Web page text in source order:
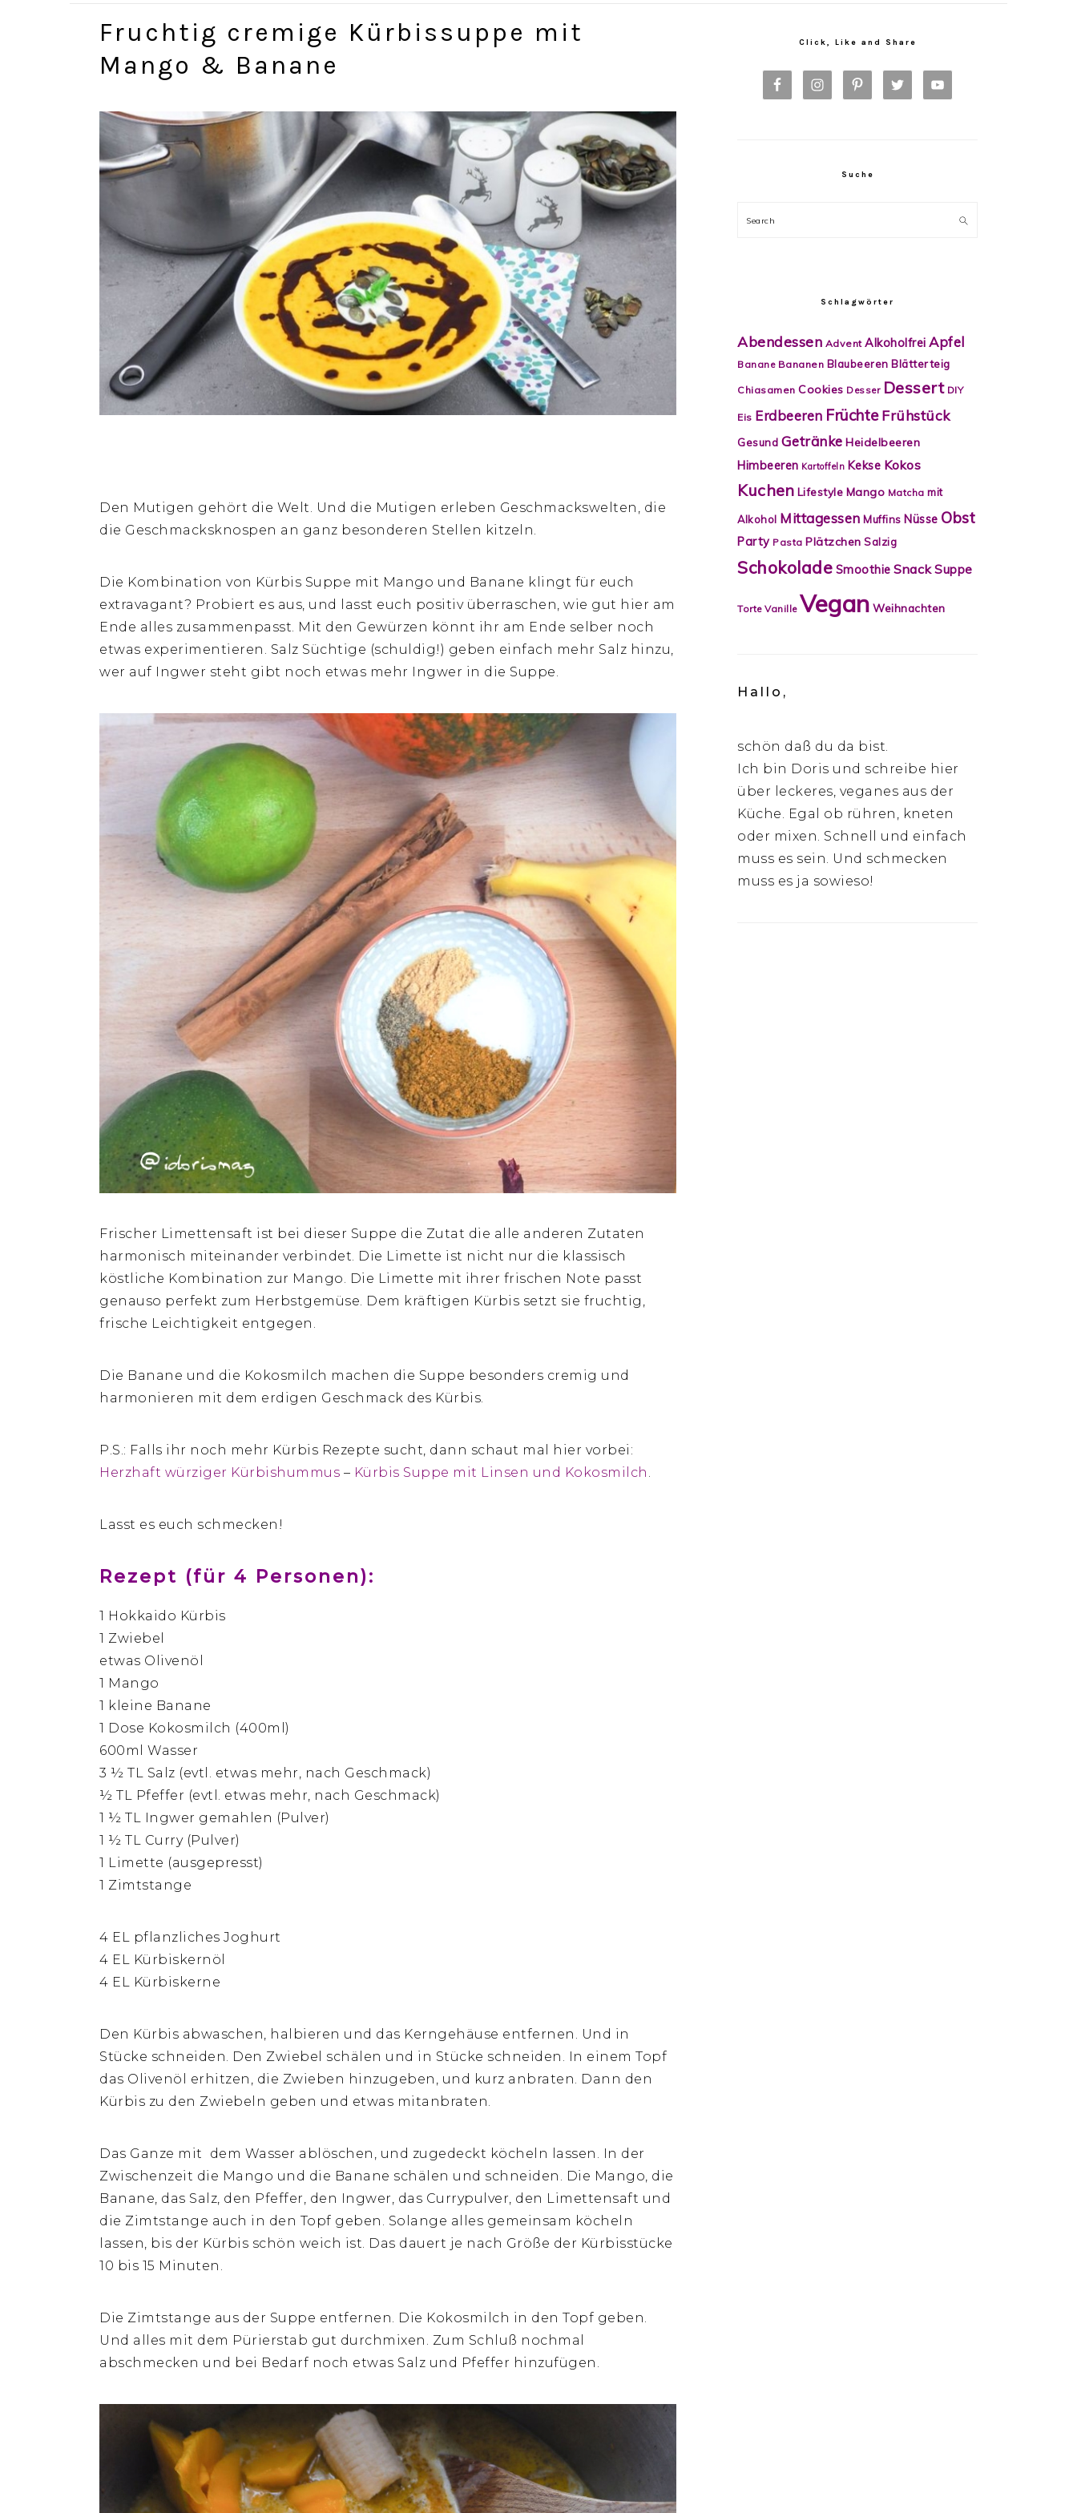
Fruchtig cremige Kürbissuppe mit
Mango & Banane
Den Mutigen gehört die Welt. Und die Mutigen erleben Geschmackswelten, die
die Geschmacksknospen an ganz besonderen Stellen kitzeln.
Die Kombination von Kürbis Suppe mit Mango und Banane klingt für euch
extravagant? Probiert es aus, und lasst euch positiv überraschen, wie gut hier am
Ende alles zusammenpasst. Mit den Gewürzen könnt ihr am Ende selber noch
etwas experimentieren. Salz Süchtige (schuldig!) geben einfach mehr Salz hinzu,
wer auf Ingwer steht gibt noch etwas mehr Ingwer in die Suppe.
Frischer Limettensaft ist bei dieser Suppe die Zutat die alle anderen Zutaten
harmonisch miteinander verbindet. Die Limette ist nicht nur die klassisch
köstliche Kombination zur Mango. Die Limette mit ihrer frischen Note passt
genauso perfekt zum Herbstgemüse. Dem kräftigen Kürbis setzt sie fruchtig,
frische Leichtigkeit entgegen.
Die Banane und die Kokosmilch machen die Suppe besonders cremig und
harmonieren mit dem erdigen Geschmack des Kürbis.
P.S.: Falls ihr noch mehr Kürbis Rezepte sucht, dann schaut mal hier vorbei:
Herzhaft würziger Kürbishummus – Kürbis Suppe mit Linsen und Kokosmilch .
Lasst es euch schmecken!
Rezept (für 4 Personen):
1 Hokkaido Kürbis
1 Zwiebel
etwas Olivenöl
1 Mango
1 kleine Banane
1 Dose Kokosmilch (400ml)
600ml Wasser
3 ½ TL Salz (evtl. etwas mehr, nach Geschmack)
½ TL Pfeffer (evtl. etwas mehr, nach Geschmack)
1 ½ TL Ingwer gemahlen (Pulver)
1 ½ TL Curry (Pulver)
1 Limette (ausgepresst)
1 Zimtstange
4 EL pflanzliches Joghurt
4 EL Kürbiskernöl
4 EL Kürbiskerne
Den Kürbis abwaschen, halbieren und das Kerngehäuse entfernen. Und in
Stücke schneiden. Den Zwiebel schälen und in Stücke schneiden. In einem Topf
das Olivenöl erhitzen, die Zwieben hinzugeben, und kurz anbraten. Dann den
Kürbis zu den Zwiebeln geben und etwas mitanbraten.
Das Ganze mit dem Wasser ablöschen, und zugedeckt köcheln lassen. In der
Zwischenzeit die Mango und die Banane schälen und schneiden. Die Mango, die
Banane, das Salz, den Pfeffer, den Ingwer, das Currypulver, den Limettensaft und
die Zimtstange auch in den Topf geben. Solange alles gemeinsam köcheln
lassen, bis der Kürbis schön weich ist. Das dauert je nach Größe der Kürbisstücke
10 bis 15 Minuten.
Die Zimtstange aus der Suppe entfernen. Die Kokosmilch in den Topf geben.
Und alles mit dem Pürierstab gut durchmixen. Zum Schluß nochmal
abschmecken und bei Bedarf noch etwas Salz und Pfeffer hinzufügen.
Click, Like and Share
Suche
Search
Schlagwörter
Abendessen Advent Alkoholfrei Apfel
Banane Bananen Blaubeeren Blätterteig
Chiasamen Cookies Desser Dessert DIY
Eis Erdbeeren Früchte Frühstück
Gesund Getränke Heidelbeeren
Himbeeren Kartoffeln Kekse Kokos
Kuchen Lifestyle Mango Matcha mit
Alkohol Mittagessen Muffins Nüsse Obst
Party Pasta Plätzchen Salzig
Schokolade Smoothie SnackSuppe
Torte Vanille Vegan Weihnachten
Hallo,
schön daß du da bist.
Ich bin Doris und schreibe hier
über leckeres, veganes aus der
Küche. Egal ob rühren, kneten
oder mixen. Schnell und einfach
muss es sein. Und schmecken
muss es ja sowieso!